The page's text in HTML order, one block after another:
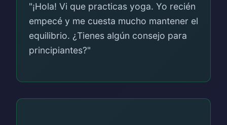
"¡Hola! Vi que practicas yoga. Yo recién
empecé y me cuesta mucho mantener el
equilibrio. ¿Tienes algún consejo para
principiantes?"